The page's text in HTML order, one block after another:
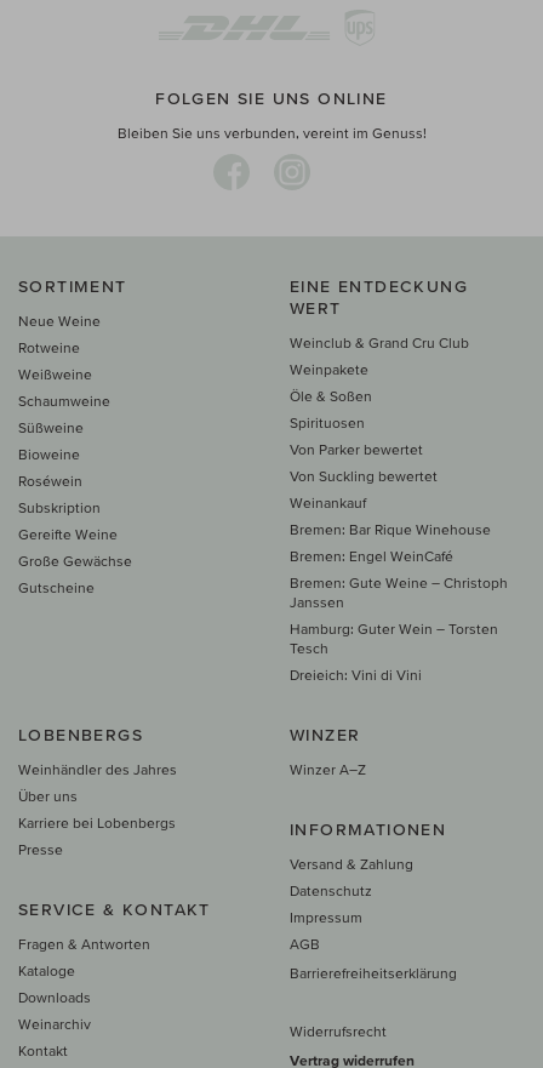
FOLGEN SIE UNS ONLINE
Bleiben Sie uns verbunden, vereint im Genuss!
SORTIMENT
Neue Weine
Rotweine
Weißweine
Schaumweine
Süßweine
Bioweine
Roséwein
Subskription
Gereifte Weine
Große Gewächse
Gutscheine
EINE ENTDECKUNG
WERT
Weinclub & Grand Cru Club
Weinpakete
Öle & Soßen
Spirituosen
Von Parker bewertet
Von Suckling bewertet
Weinankauf
Bremen: Bar Rique Winehouse
Bremen: Engel WeinCafé
Bremen: Gute Weine – Christoph
Janssen
Hamburg: Guter Wein – Torsten
Tesch
Dreieich: Vini di Vini
LOBENBERGS
Weinhändler des Jahres
Über uns
Karriere bei Lobenbergs
Presse
SERVICE & KONTAKT
Fragen & Antworten
Kataloge
Downloads
Weinarchiv
Kontakt
WINZER
Winzer A–Z
INFORMATIONEN
Versand & Zahlung
Datenschutz
Impressum
AGB
Barrierefreiheitserklärung
Widerrufsrecht
Vertrag widerrufen